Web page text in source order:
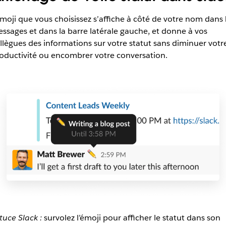
que vous choisissez s’affiche à côté de votre nom dans
et dans la barre latérale gauche, et donne à vos
des informations sur votre statut sans diminuer
ou encombrer votre conversation.
Slack :survolez l’émoji pour afficher le statut dans son